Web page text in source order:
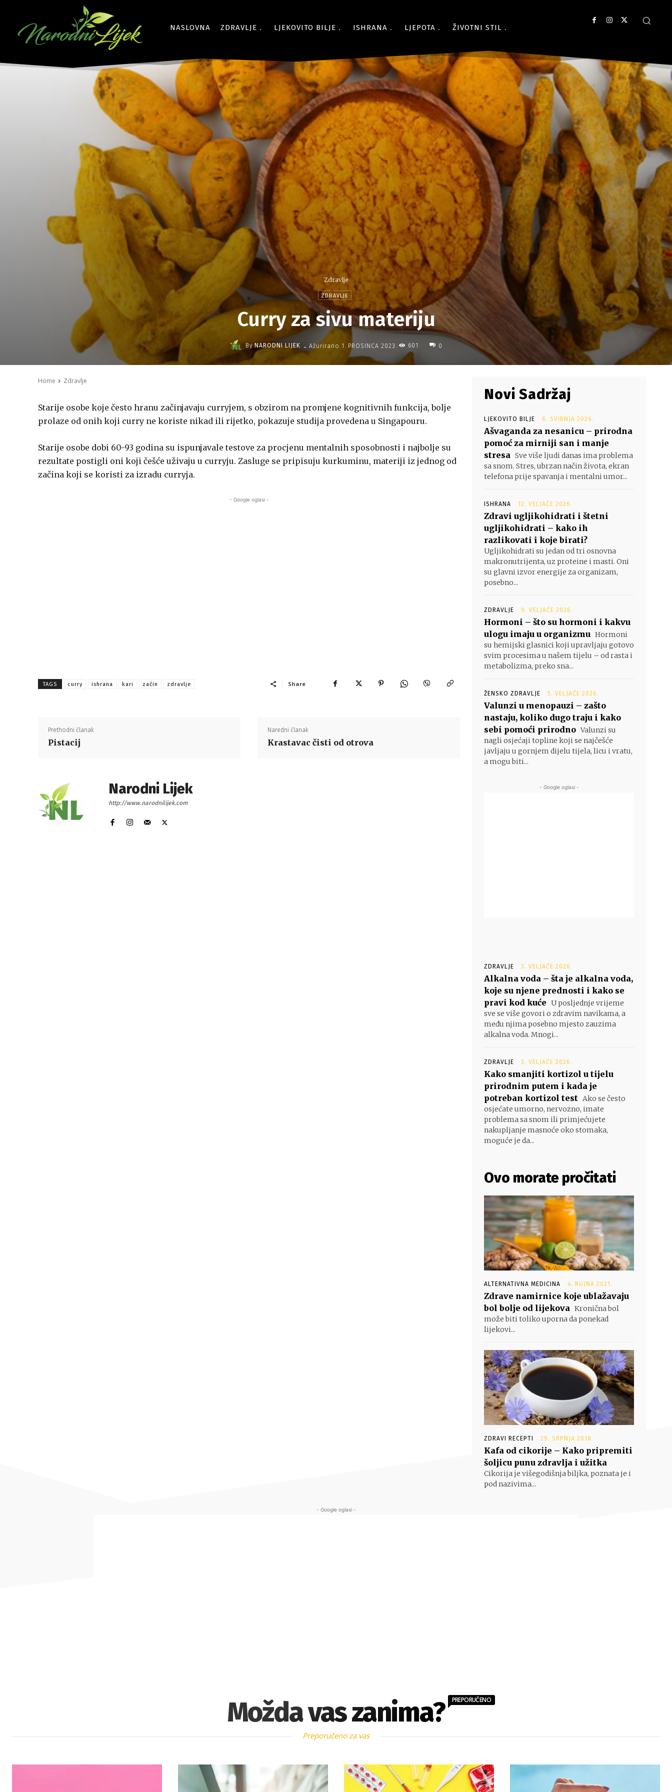
NASLOVNA ZDRAVLJE LJEKOVITO BILJE ISHRANA LJEPOTA ŽIVOTNI STIL
Zdravlje
ZDRAVLJE
Curry za sivu materiju
By NARODNI LIJEK - Ažurirano 1. PROSINCA 2023. 601 0
Home Zdravlje
Starije osobe koje često hranu začinjavaju curryjem, s obzirom na promjene kognitivnih funkcija, bolje
prolaze od onih koji curry ne koriste nikad ili rijetko, pokazuje studija provedena u Singapouru.
Starije osobe dobi 60-93 godina su ispunjavale testove za procjenu mentalnih sposobnosti i najbolje su
rezultate postigli oni koji češće uživaju u curryju. Zasluge se pripisuju kurkuminu, materiji iz jednog od
začina koji se koristi za izradu curryja.
- Google oglasi -
TAGS curry ishrana kari začin zdravlje Share
Prethodni članak
Pistacij
Naredni članak
Krastavac čisti od otrova
Narodni Lijek
http://www.narodnilijek.com
Novi Sadržaj
LJEKOVITO BILJE 6. SVIBNJA 2026.
Ašvaganda za nesanicu – prirodna
pomoć za mirniji san i manje
stresa Sve više ljudi danas ima problema
sa snom. Stres, ubrzan način života, ekran
telefona prije spavanja i mentalni umor...
ISHRANA 12. VELJAČE 2026.
Zdravi ugljikohidrati i štetni
ugljikohidrati – kako ih
razlikovati i koje birati?
Ugljikohidrati su jedan od tri osnovna
makronutrijenta, uz proteine i masti. Oni
su glavni izvor energije za organizam,
posebno...
ZDRAVLJE 9. VELJAČE 2026.
Hormoni – što su hormoni i kakvu
ulogu imaju u organizmu Hormoni
su hemijski glasnici koji upravljaju gotovo
svim procesima u našem tijelu – od rasta i
metabolizma, preko sna...
ŽENSKO ZDRAVLJE 5. VELJAČE 2026.
Valunzi u menopauzi – zašto
nastaju, koliko dugo traju i kako
sebi pomoći prirodno Valunzi su
nagli osjećaji topline koji se najčešće
javljaju u gornjem dijelu tijela, licu i vratu,
a mogu biti...
- Google oglasi -
ZDRAVLJE 3. VELJAČE 2026.
Alkalna voda – šta je alkalna voda,
koje su njene prednosti i kako se
pravi kod kuće U posljednje vrijeme
sve se više govori o zdravim navikama, a
među njima posebno mjesto zauzima
alkalna voda. Mnogi...
ZDRAVLJE 3. VELJAČE 2026.
Kako smanjiti kortizol u tijelu
prirodnim putem i kada je
potreban kortizol test Ako se često
osjećate umorno, nervozno, imate
problema sa snom ili primjećujete
nakupljanje masnoće oko stomaka,
moguće je da...
Ovo morate pročitati
ALTERNATIVNA MEDICINA 4. RUJNA 2021.
Zdrave namirnice koje ublažavaju
bol bolje od lijekova Kronična bol
može biti toliko uporna da ponekad
lijekovi...
ZDRAVI RECEPTI 29. SRPNJA 2018.
Kafa od cikorije – Kako pripremiti
šoljicu punu zdravlja i užitka
Cikorija je višegodišnja biljka, poznata je i
pod nazivima...
- Google oglasi -
Možda vas zanima? PREPORUČENO
Preporučeno za vas